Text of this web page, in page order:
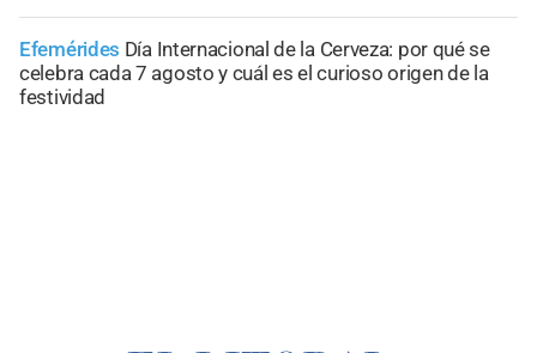
Efemérides Día Internacional de la Cerveza: por qué se
celebra cada 7 agosto y cuál es el curioso origen de la
festividad